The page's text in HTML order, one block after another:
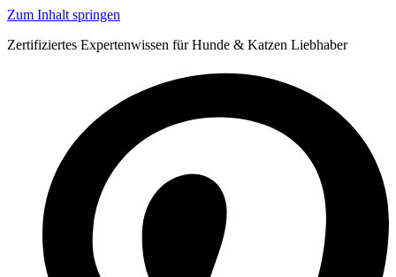
Zum Inhalt springen
Zertifiziertes Expertenwissen für Hunde & Katzen Liebhaber